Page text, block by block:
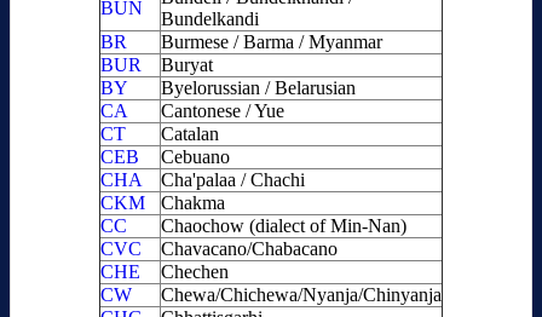
BUN
Bundelkandi
BR
Burmese / Barma / Myanmar
BUR
Buryat
BY
Byelorussian / Belarusian
CA
Cantonese / Yue
CT
Catalan
CEB
Cebuano
CHA
Cha'palaa / Chachi
CKM
Chakma
CC
Chaochow (dialect of Min-Nan)
CVC
Chavacano/Chabacano
CHE
Chechen
CW
Chewa/Chichewa/Nyanja/Chinyanja